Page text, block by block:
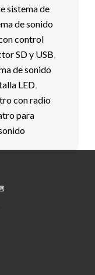
sistema de
de sonido
control
SD y USB,
de sonido
LED,
con radio
para